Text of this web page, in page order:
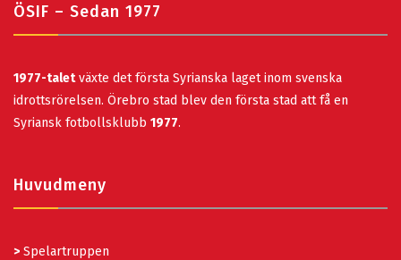
ÖSIF – Sedan 1977
1977-taletväxte det första Syrianska laget inom svenska
idrottsrörelsen. Örebro stad blev den första stad att få en
Syriansk fotbollsklubb 1977.
Huvudmeny
> Spelartruppen